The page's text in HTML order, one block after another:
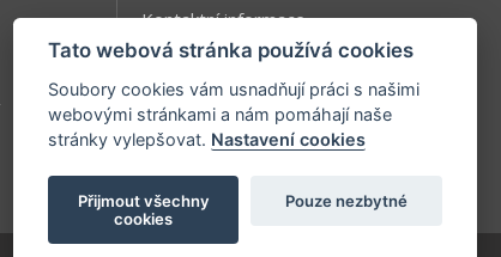
Kontaktní informace
Mapa stránek
Tato webová stránka používá cookies
Soubory cookies vám usnadňují práci s našimi
webovými stránkami a nám pomáhají naše
stránky vylepšovat. Nastavení cookies
Přijmout všechny
cookies
Pouze nezbytné